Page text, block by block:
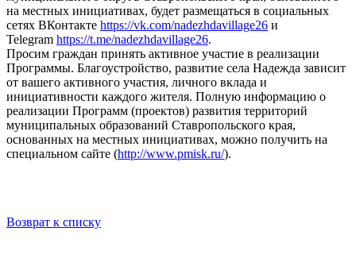
на местных инициативах, будет размещаться в социальных
сетях ВКонтакте https://vk.com/nadezhdavillage26 и
Telegram https://t.me/nadezhdavillage26.
Просим граждан принять активное участие в реализации
Программы. Благоустройство, развитие села Надежда зависит
от вашего активного участия, личного вклада и
инициативности каждого жителя. Полную информацию о
реализации Программ (проектов) развития территорий
муниципальных образований Ставропольского края,
основанных на местных инициативах, можно получить на
специальном сайте (http://www.pmisk.ru/).
Возврат к списку